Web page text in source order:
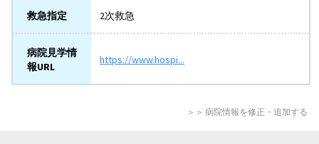
救急指定 2次救急
病院見学情
報URL
https://www.hospi...
＞＞ 病院情報を修正・追加する